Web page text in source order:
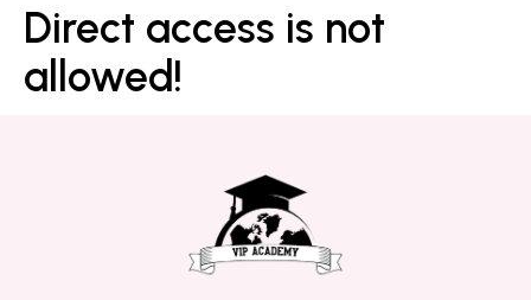
Direct access is not
allowed!